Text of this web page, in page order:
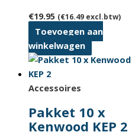
€19.95 (€16.49 excl.btw)
Toevoegen aan
winkelwagen
Accessoires
Pakket 10 x
Kenwood KEP 2